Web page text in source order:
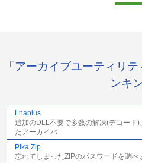
「アーカイブユーティリ
ンキ
Lhaplus
追加のDLL不要で多数の解凍(デコード
たアーカイバ
Pika Zip
忘れてしまったZIPのパスワードを調べ